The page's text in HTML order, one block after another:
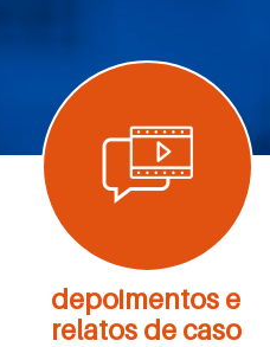
depoimentos e
relatos de caso